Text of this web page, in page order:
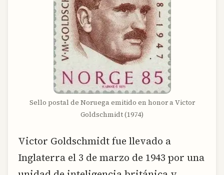
Sello postal de Noruega emitido en honor a Victor
Goldschmidt (1974)
Victor Goldschmidt fue llevado a
Inglaterra el 3 de marzo de 1943 por una